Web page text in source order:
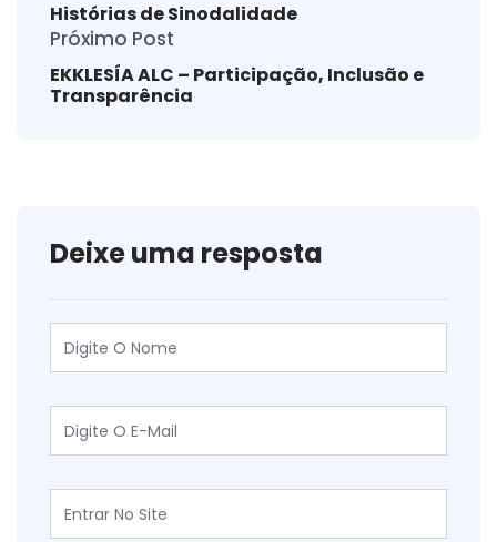
Histórias de Sinodalidade
Próximo Post
EKKLESÍA ALC – Participação, Inclusão e
Transparência
Deixe uma resposta